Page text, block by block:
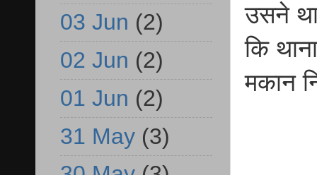
उसने
कि
मकान
03 Jun (2)
02 Jun (2)
01 Jun (2)
31 May (3)